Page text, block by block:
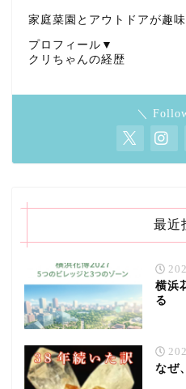
家庭菜園とアウトドアが趣味
プロフィール▼
クリちゃんの経歴
＼
最近
横浜
る
なぜ